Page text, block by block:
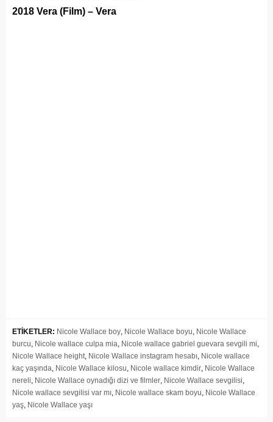
2018 Vera (Film) – Vera
ETİKETLER: Nicole Wallace boy Nicole Wallace boyu Nicole Wallace
burcu Nicole wallace culpa mia Nicole wallace gabriel guevara sevgili mi
Nicole Wallace height Nicole Wallace instagram hesabı Nicole wallace
kaç yaşında Nicole Wallace kilosu Nicole wallace kimdir Nicole Wallace
nereli Nicole Wallace oynadığı dizi ve filmler Nicole Wallace sevgilisi
Nicole wallace sevgilisi var mı Nicole wallace skam boyu Nicole Wallace
yaş Nicole Wallace yaşı